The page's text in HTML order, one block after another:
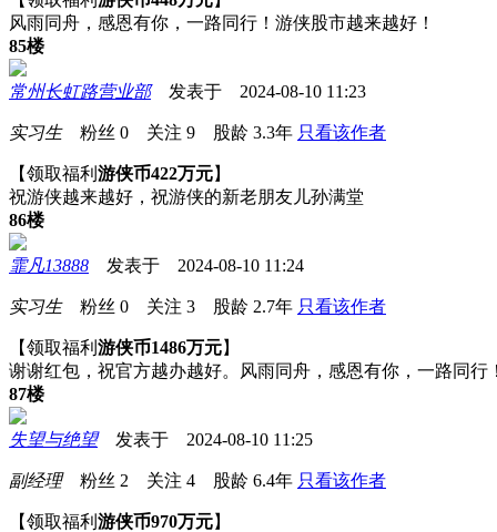
风雨同舟，感恩有你，一路同行！游侠股市越来越好！
85楼
常州长虹路营业部发表于 2024-08-10 11:23
实习生粉丝 0 关注 9 股龄 3.3年 只看该作者
【领取福利 游侠币422万元】
祝游侠越来越好，祝游侠的新老朋友儿孙满堂
86楼
霏凡13888 发表于 2024-08-10 11:24
实习生粉丝 0 关注 3 股龄 2.7年 只看该作者
【领取福利 游侠币1486万元】
谢谢红包，祝官方越办越好。风雨同舟，感恩有你，一路同行
87楼
失望与绝望发表于 2024-08-10 11:25
副经理粉丝 2 关注 4 股龄 6.4年 只看该作者
【领取福利 游侠币970万元】